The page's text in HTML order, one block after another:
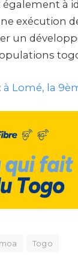
également à
exécution
un
à Lomé, la
Togo